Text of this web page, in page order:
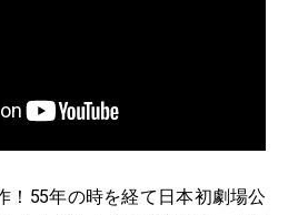
！55年の時を経て日本初劇場公